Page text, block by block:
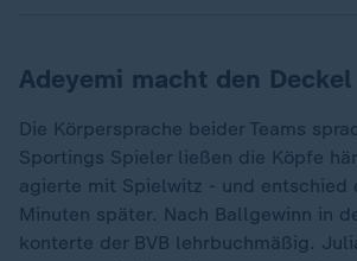
Adeyemi macht den
Die Körpersprache beider Teams
Sportings Spieler ließen die Köpfe
agierte mit Spielwitz - und entschied
Minuten später. Nach Ballgewinn in
konterte der BVB lehrbuchmäßig.